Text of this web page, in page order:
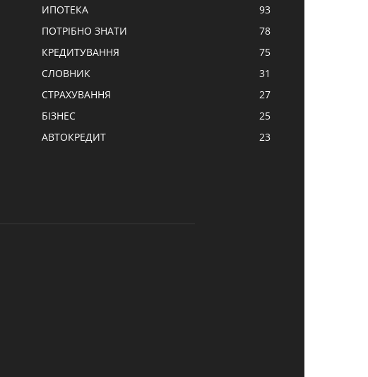
ИПОТЕКА
93
ПОТРІБНО ЗНАТИ
78
КРЕДИТУВАННЯ
75
СЛОВНИК
31
СТРАХУВАННЯ
27
БІЗНЕС
25
АВТОКРЕДИТ
23